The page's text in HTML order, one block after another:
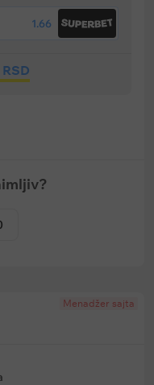
1.66
Menadžer sajta